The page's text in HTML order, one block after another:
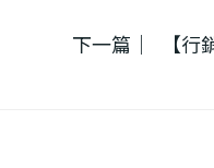
下一篇｜